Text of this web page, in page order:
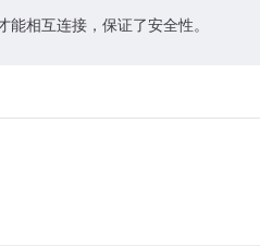
相互连接，保证了安全性。